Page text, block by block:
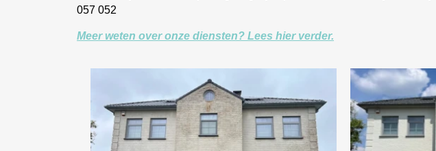
057 052
Meer weten over onze diensten? Lees hier verder.